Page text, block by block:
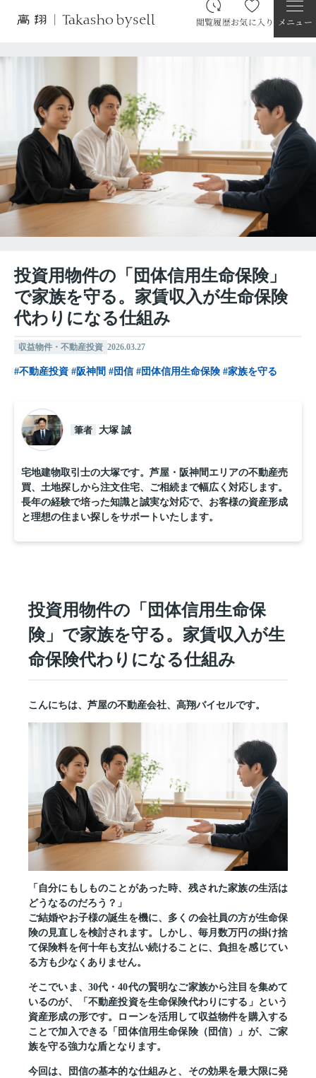
閲覧履歴お気に入り メニュー
投資用物件の「団体信用生命保険」
で家族を守る。家賃収入が生命保険
代わりになる仕組み
収益物件・不動産投資 2026.03.27
#不動産投資 #阪神間 #団信 #団体信用生命保険 #家族を守る
筆者 大塚 誠
宅地建物取引士の大塚です。芦屋・阪神間エリアの不動産売
買、土地探しから注文住宅、ご相続まで幅広く対応します。
長年の経験で培った知識と誠実な対応で、お客様の資産形成
と理想の住まい探しをサポートいたします。
投資用物件の「団体信用生命保
険」で家族を守る。家賃収入が生
命保険代わりになる仕組み
こんにちは、芦屋の不動産会社、高翔バイセルです。
「自分にもしものことがあった時、残された家族の生活は
どうなるのだろう？」
ご結婚やお子様の誕生を機に、多くの会社員の方が生命保
険の見直しを検討されます。しかし、毎月数万円の掛け捨
て保険料を何十年も支払い続けることに、負担を感じてい
る方も少なくありません。
そこでいま、30代・40代の賢明なご家族から注目を集めて
いるのが、
「不動産投資を生命保険代わりにする」 という
資産形成の形です。ローンを活用して収益物件を購入する
ことで加入できる「団体信用生命保険（団信）」が、ご家
族を守る強力な盾となります。
今回は、団信の基本的な仕組みと、その効果を最大限に発